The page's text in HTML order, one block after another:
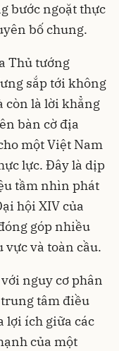
bước ngoặt thực
bố chung.
Thủ tướng
sắp tới không
còn là lời khẳng
bàn cờ địa
một Việt Nam
lực. Đây là dịp
tầm nhìn phát
hội XIV của
góp nhiều
và toàn cầu.
nguy cơ phân
tâm điều
lợi ích giữa các
của một